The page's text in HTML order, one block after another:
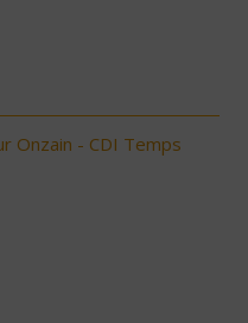
Onzain - CDI Temps